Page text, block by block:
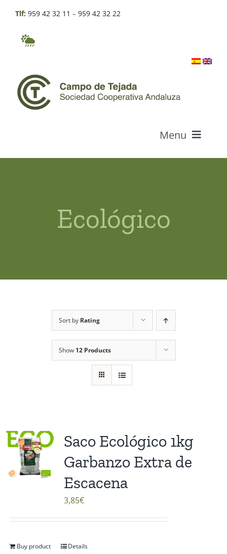
content
Tlf: 959 42 32 11 – 959 42 32 22
Menu
Shop
Access private
Ecológico
Sort by Rating
Show 12 Products
Saco Ecológico 1kg
Garbanzo Extra de
Escacena
3,85€
Buy product Details